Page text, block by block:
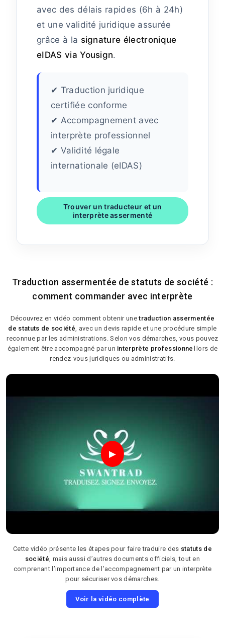
avec des délais rapides (6h à 24h)
et une validité juridique assurée
grâce à la signature électronique
eIDAS via Yousign.
✔ Traduction juridique
certifiée conforme
✔ Accompagnement avec
interprète professionnel
✔ Validité légale
internationale (eIDAS)
Trouver un traducteur et un
interprète assermenté
Traduction assermentée de statuts de société :
comment commander avec interprète
Découvrez en vidéo comment obtenir unetraduction assermentée
de statuts de société, avec un devis rapide et une procédure simple
reconnue par les administrations. Selon vos démarches, vous pouvez
également être accompagné par un interprète professionnel
lors de
rendez-vous juridiques ou administratifs.
▶
Cette vidéo présente les étapes pour faire traduire des statuts de
société, mais aussi d’autres documents officiels, tout en
comprenant l’importance de l’accompagnement par un interprète
pour sécuriser vos démarches.
Voir la vidéo complète